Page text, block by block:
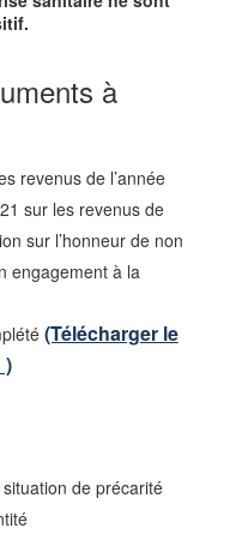
à
revenus de l’année
sur les revenus de
sur l’honneur de non
engagement à la
(Télécharger le
)
de précarité